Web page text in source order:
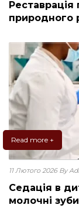
Реставрація
природного
Read more +
11 Лютого 2026 By
Седація в
молочні зуби